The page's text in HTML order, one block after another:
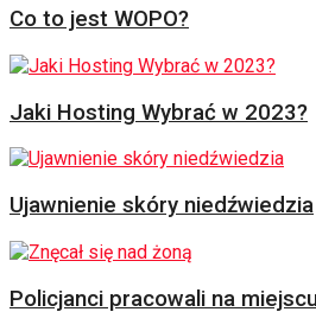
Co to jest WOPO?
Jaki Hosting Wybrać w 2023?
Ujawnienie skóry niedźwiedzia
Policjanci pracowali na